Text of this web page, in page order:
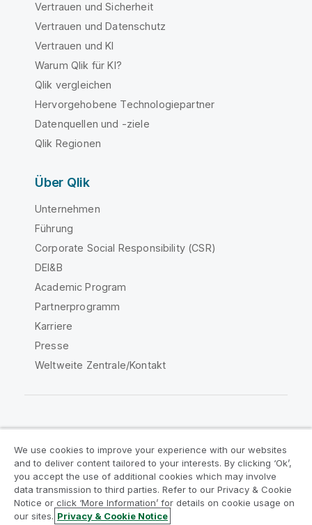
Vertrauen und Sicherheit
Vertrauen und Datenschutz
Vertrauen und KI
Warum Qlik für KI?
Qlik vergleichen
Hervorgehobene Technologiepartner
Datenquellen und -ziele
Qlik Regionen
Über Qlik
Unternehmen
Führung
Corporate Social Responsibility (CSR)
DEI&B
Academic Program
Partnerprogramm
Karriere
Presse
Weltweite Zentrale/Kontakt
Rechtliche Vereinbarungen
Produktbedingungen
Legal Policies
Legal Policies
Benutzungsbedingungen
We use cookies to improve your experience with our websites
and to deliver content tailored to your interests. By clicking ‘Ok’,
you accept the use of additional cookies which may involve
data transmission to third parties. Refer to our Privacy & Cookie
Notice or click ‘More Information’ for details on cookie usage on
our sites. Privacy & Cookie Notice